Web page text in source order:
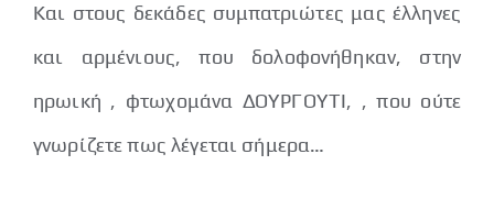
Και στους δεκάδες συμπατριώτες μας έλληνες
και αρμένιους, που δολοφονήθηκαν, στην
ηρωική , φτωχομάνα ΔΟΥΡΓΟΥΤΙ, , που ούτε
γνωρίζετε πως λέγεται σήμερα…